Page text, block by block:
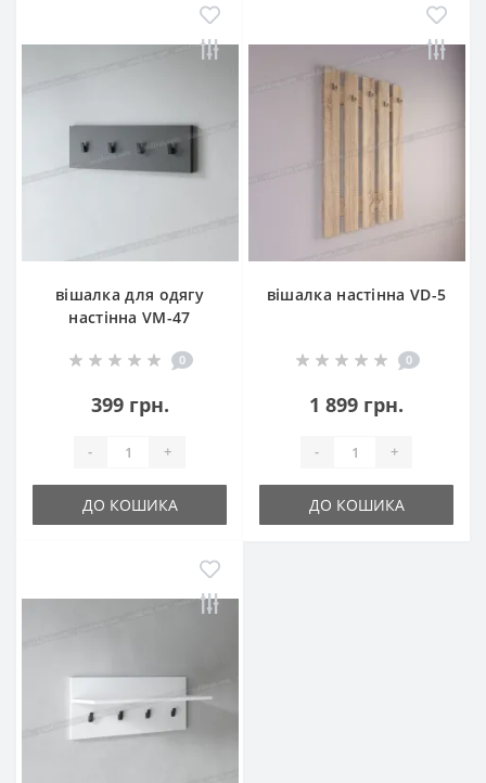
вішалка для одягу
настінна VM-47
0
399 грн.
- +
ДО КОШИКА
вішалка настінна VD-5
0
1 899 грн.
- +
ДО КОШИКА